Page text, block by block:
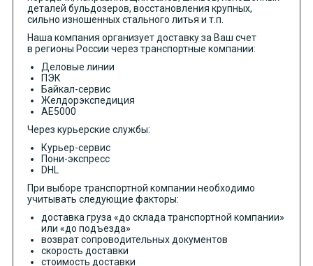
деталей бульдозеров, восстановления крупных,
сильно изношенных стального литья и т.п.
Наша компания организует доставку за Ваш счет
в регионы России через транспортные компании:
Деловые линии
ПЭК
Байкал-сервис
Желдорэкспедиция
АЕ5000
Через курьерские службы:
Курьер-сервис
Пони-экспресс
DHL
При выборе транспортной компании необходимо
учитывать следующие факторы:
доставка груза «до склада транспортной компании»
или «до подъезда»
возврат сопроводительных документов
скорость доставки
стоимость доставки